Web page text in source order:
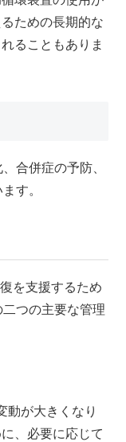
ための長期的な
ることもありま
合併症の予防、
す。
を支援するため
つの主要な管理
動が大きくなり
、必要に応じて